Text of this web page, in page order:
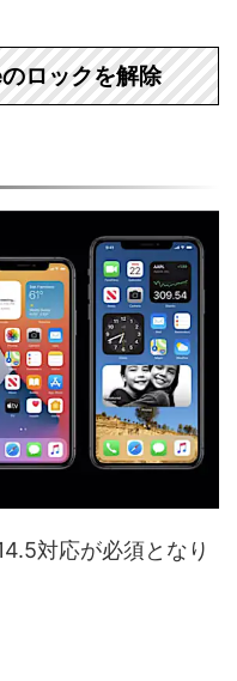
ロックを解除
対応が必須となり